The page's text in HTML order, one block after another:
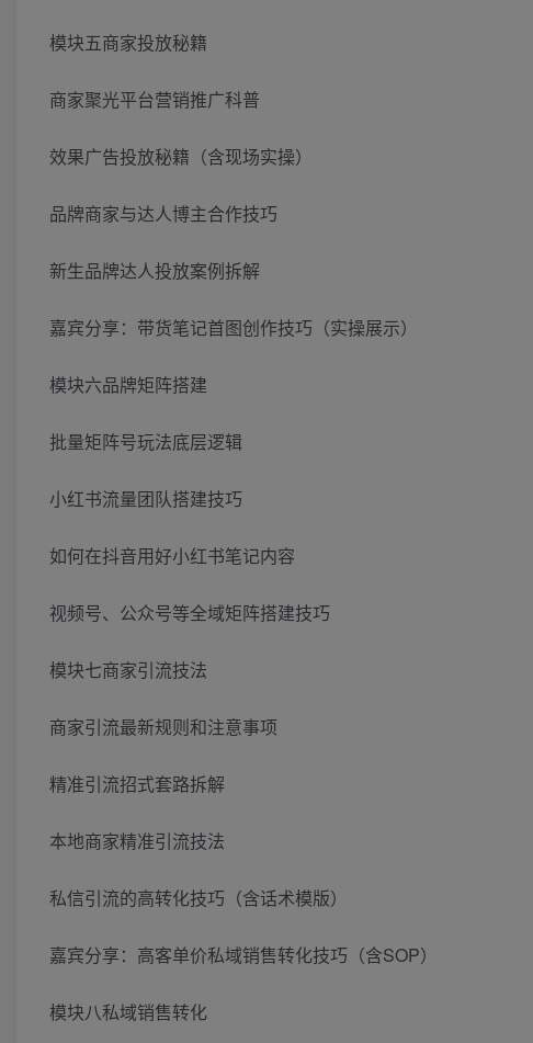
模块五商家投放秘籍
商家聚光平台营销推广科普
效果广告投放秘籍（含现场实操）
品牌商家与达人博主合作技巧
新生品牌达人投放案例拆解
嘉宾分享：带货笔记首图创作技巧（实操展示）
模块六品牌矩阵搭建
批量矩阵号玩法底层逻辑
小红书流量团队搭建技巧
如何在抖音用好小红书笔记内容
视频号、公众号等全域矩阵搭建技巧
模块七商家引流技法
商家引流最新规则和注意事项
精准引流招式套路拆解
本地商家精准引流技法
私信引流的高转化技巧（含话术模版）
嘉宾分享：高客单价私域销售转化技巧（含SOP）
模块八私域销售转化